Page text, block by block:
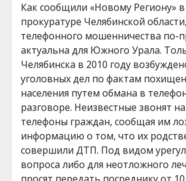
Как сообщили «Новому Региону» в
прокуратуре Челябинской
телефонного мошенничества по-
актуальна для Южного Урала.
Челябинска в 2010 году
уголовных дел по фактам
населения путем обмана в
разговоре. Неизвестные звонят
телефоны граждан, сообщая им
информацию о том, что их
совершили ДТП. Под видом
вопроса либо для неотложного